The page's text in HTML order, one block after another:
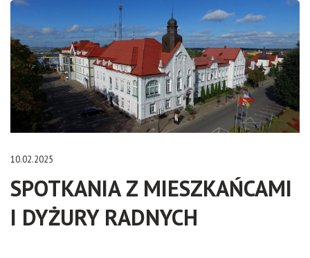
10.02.2025
SPOTKANIA Z MIESZKAŃCAMI
I DYŻURY RADNYCH